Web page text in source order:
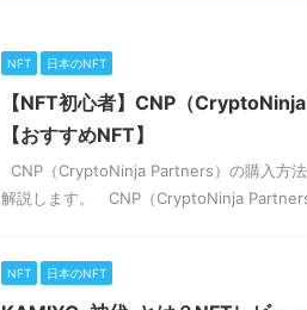
NFT 日本のNFT
【NFT初心者】CNP（
【おすすめNFT】
CNP（CryptoNinja Partners）の購入方
解説します。 CNP（CryptoNinja
NFT 日本のNFT